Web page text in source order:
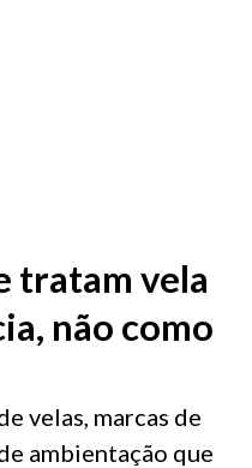
tratam vela
não como
velas, marcas de
ambientação que